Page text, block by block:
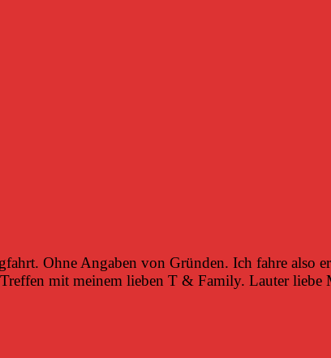
Ohne Angaben von Gründen. Ich fahre also
mit meinem lieben T & Family. Lauter liebe